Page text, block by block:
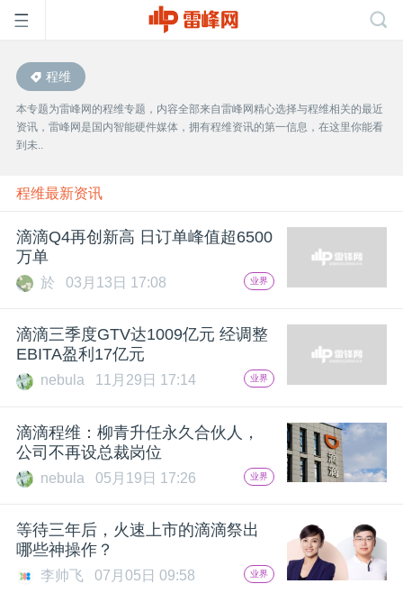
首
页
雷
峰
公
课
动
程维
本专题为雷峰网的程维专题，内容全部来自雷峰网精心选择与程维相关的最近
资讯，雷峰网是国内智能硬件媒体，拥有程维资讯的第一信息，在这里你能看
到未..
程维最新资讯
滴滴Q4再创新高 日订单峰值超6500
万单
於 03月13日 17:08 业界
滴滴三季度GTV达1009亿元 经调整
EBITA盈利17亿元
nebula 11月29日 17:14 业界
滴滴程维：柳青升任永久合伙人，
公司不再设总裁岗位
nebula 05月19日 17:26 业界
等待三年后，火速上市的滴滴祭出
哪些神操作？
李帅飞 07月05日 09:58 业界